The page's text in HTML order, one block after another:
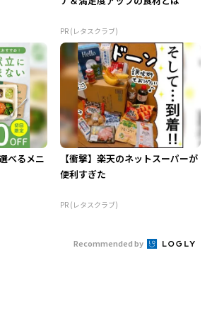
PR (レタスクラブ)
べるメニ
【衝撃】楽天のネットスーパーが
便利すぎた
PR (レタスクラブ)
Recommended by